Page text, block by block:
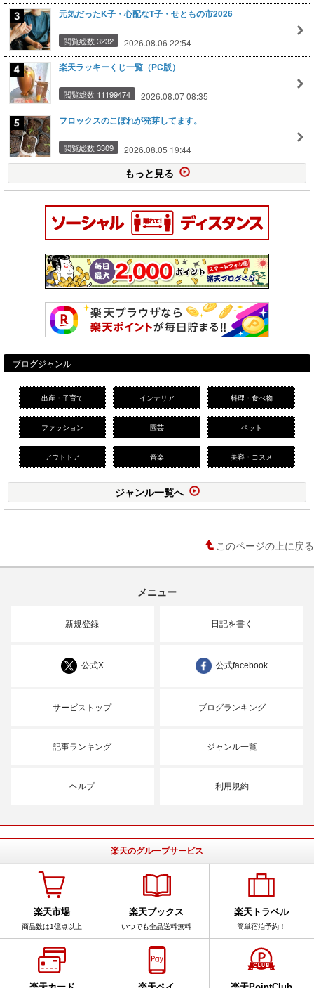
元気だったK子・心配なT子・せともの市2026
閲覧総数 3232 2026.08.06 22:54
楽天ラッキーくじ一覧（PC版）
閲覧総数 11199474 2026.08.07 08:35
フロックスのこぼれが発芽してます。
閲覧総数 3309 2026.08.05 19:44
もっと見る
ブログジャンル
出産・子育て インテリア 料理・食べ物
ファッション 園芸 ペット
アウトドア 音楽 美容・コスメ
ジャンル一覧へ
このページの上に戻る
メニュー
新規登録 日記を書く
公式X 公式facebook
サービストップ ブログランキング
記事ランキング ジャンル一覧
ヘルプ 利用規約
楽天のグループサービス
楽天市場
商品数は1億点以上
楽天ブックス
いつでも全品送料無料
楽天トラベル
簡単宿泊予約！